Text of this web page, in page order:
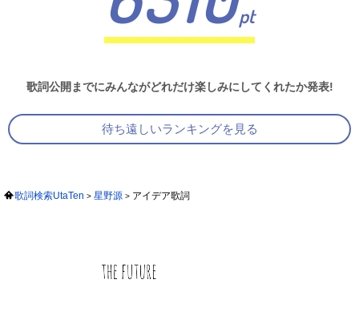
pt
歌詞公開までにみんながどれだけ楽しみにしてくれたか発表!
待ち遠しいランキングを見る
歌詞検索UtaTen 星野源 アイデア歌詞